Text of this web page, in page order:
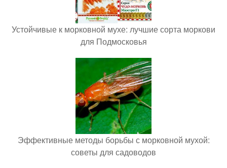
Устойчивые к морковной мухе: лучшие сорта моркови
для Подмосковья
Эффективные методы борьбы с морковной мухой:
советы для садоводов